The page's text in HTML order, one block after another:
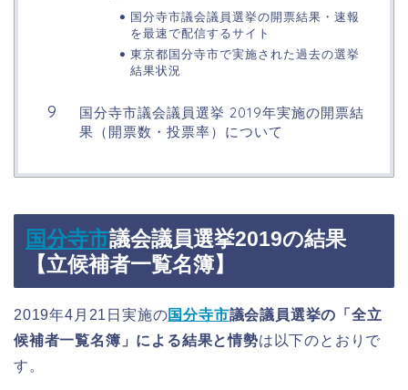
国分寺市議会議員選挙の開票結果・速報
を最速で配信するサイト
東京都国分寺市で実施された過去の選挙
結果状況
国分寺市議会議員選挙 2019年実施の開票結
果（開票数・投票率）について
国分寺市議会議員選挙2019の結果
【立候補者一覧名簿】
2019年4月21日実施の国分寺市議会議員選挙の「全立
候補者一覧名簿」による結果と情勢は以下のとおりで
す。